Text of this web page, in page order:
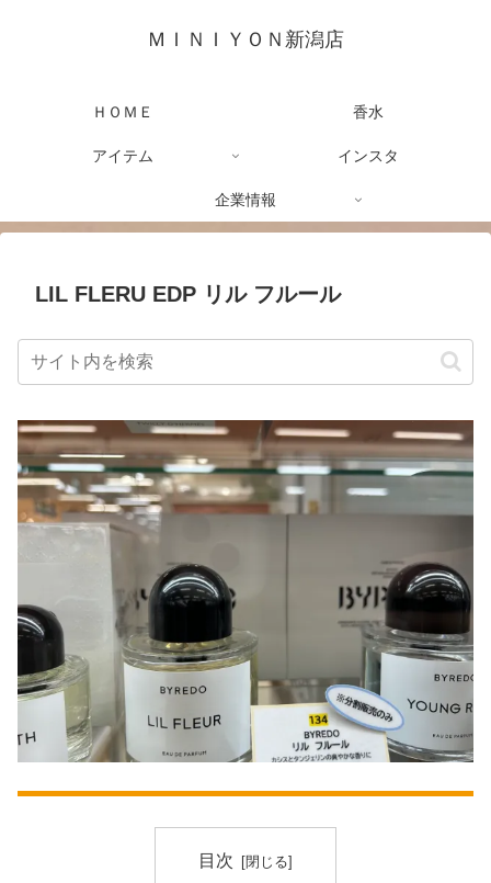
ＭＩＮＩＹＯＮ新潟店
ＨＯＭＥ 香水
アイテム インスタ
企業情報
LIL FLERU EDP リル フルール
目次